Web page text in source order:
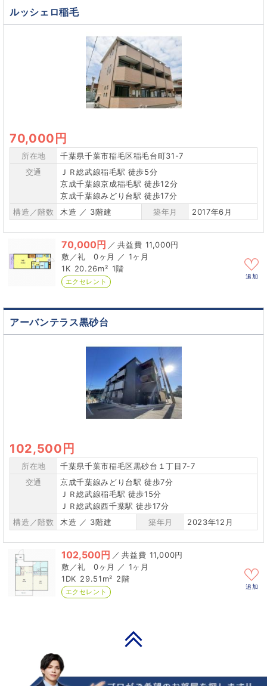
ルッシェロ稲毛
70,000円
所在地
千葉県千葉市稲毛区稲毛台町31-7
交通
ＪＲ総武線稲毛駅 徒歩5分
京成千葉線京成稲毛駅 徒歩12分
京成千葉線みどり台駅 徒歩17分
構造／階数
木造 ／ 3階建 築年月 2017年6月
70,000円 ／
11,000円
0ヶ月 ／ 1ヶ月
1K 20.26m² 1階
エクセレント
追加
アーバンテラス黒砂台
102,500円
所在地
千葉県千葉市稲毛区黒砂台１丁目7-7
交通
京成千葉線みどり台駅 徒歩7分
ＪＲ総武線稲毛駅 徒歩15分
ＪＲ総武線西千葉駅 徒歩17分
構造／階数
木造 ／ 3階建 築年月 2023年12月
102,500円 ／
11,000円
0ヶ月 ／ 1ヶ月
1DK 29.51m² 2階
エクセレント
追加